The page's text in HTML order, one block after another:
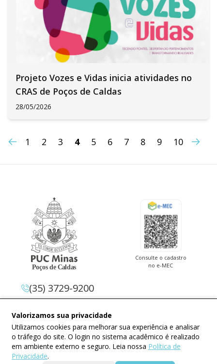
Projeto Vozes e Vidas inicia atividades no
CRAS de Poços de Caldas
28/05/2026
1 2 3 4 5 6 7 8 9 10
Valorizamos sua privacidade
Utilizamos cookies para melhorar sua experiência e analisar
o tráfego do site. O login no sistema acadêmico é realizado
em ambiente externo e seguro. Leia nossa Política de
Privacidade.
Consulte o cadastro
no e-MEC
(35) 3729-9200
Jardim Country Club 37.714-620 –
Poços De Caldas – Minas Gerais